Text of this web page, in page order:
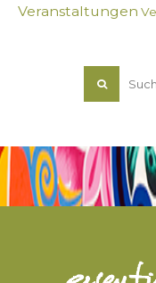
Veranstaltungen